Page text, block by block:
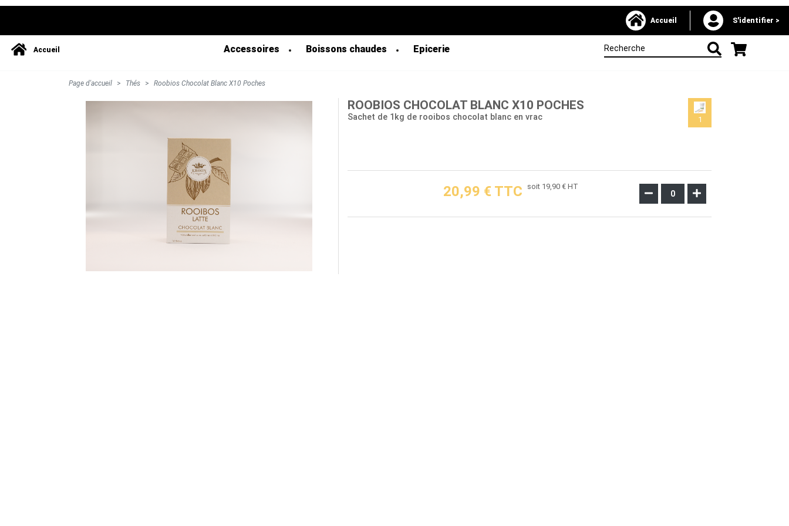
Accueil S'identifier >
Accueil Accessoires Boissons chaudes Epicerie
Page d'accueil Thés Roobios Chocolat Blanc X10 Poches
ROOBIOS CHOCOLAT BLANC X10 POCHES
1
Sachet de 1kg de rooibos chocolat blanc en vrac
20,99 € TTC soit 19,90 € HT